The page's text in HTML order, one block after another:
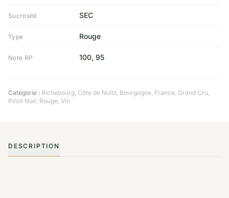
Sucrosité SEC
Type Rouge
Note RP 100, 95
Catégorie : Richebourg, Côte de Nuits, Bourgogne, France, Grand Cru,
Pinot Noir, Rouge, Vin
DESCRIPTION